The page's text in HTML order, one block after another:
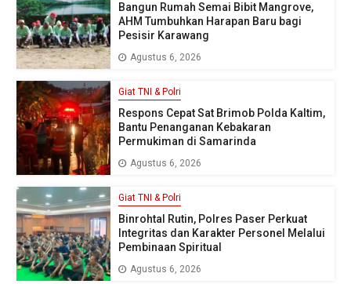
Bangun Rumah Semai Bibit Mangrove,
AHM Tumbuhkan Harapan Baru bagi
Pesisir Karawang
Agustus 6, 2026
Giat TNI & Polri
Respons Cepat Sat Brimob Polda Kaltim,
Bantu Penanganan Kebakaran
Permukiman di Samarinda
Agustus 6, 2026
Giat TNI & Polri
Binrohtal Rutin, Polres Paser Perkuat
Integritas dan Karakter Personel Melalui
Pembinaan Spiritual
Agustus 6, 2026